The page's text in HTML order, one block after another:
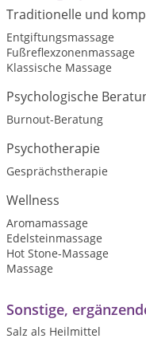
Traditionelle und
Entgiftungsmassage
Fußreflexzonenmassage
Klassische Massage
Psychologische
Burnout-Beratung
Psychotherapie
Gesprächstherapie
Wellness
Aromamassage
Edelsteinmassage
Hot Stone-Massage
Massage
Sonstige,
Salz als Heilmittel